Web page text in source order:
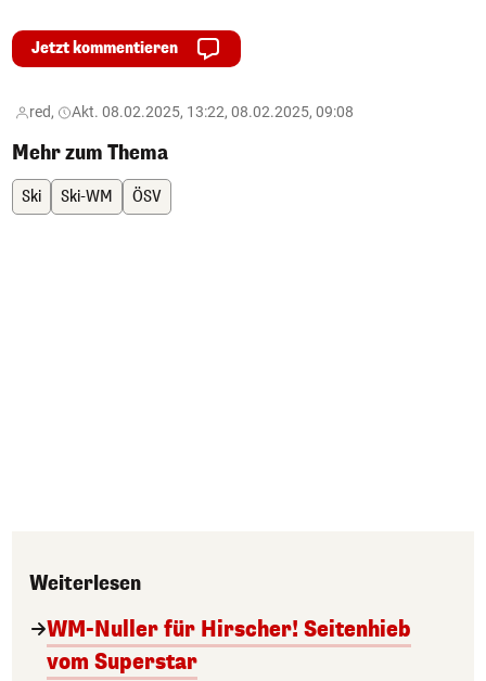
Jetzt kommentieren
red, Akt. 08.02.2025, 13:22, 08.02.2025, 09:08
Mehr zum Thema
Ski Ski-WM ÖSV
Weiterlesen
WM-Nuller für Hirscher! Seitenhieb
vom Superstar